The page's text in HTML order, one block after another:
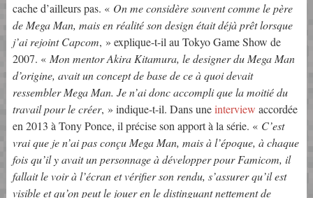
cache d’ailleurs pas. « On me considère souvent comme le père
de Mega Man, mais en réalité son design était déjà prêt lorsque
j’ai rejoint Capcom, » explique-t-il au Tokyo Game Show de
2007. « Mon mentor Akira Kitamura, le designer du Mega Man
d’origine, avait un concept de base de ce à quoi devait
ressembler Mega Man. Je n’ai donc accompli que la moitié du
travail pour le créer, » indique-t-il. Dans uneinterview accordée
en 2013 à Tony Ponce, il précise son apport à la série. « C’est
vrai que je n’ai pas conçu Mega Man, mais à l’époque, à chaque
fois qu’il y avait un personnage à développer pour Famicom, il
fallait le voir à l’écran et vérifier son rendu, s’assurer qu’il est
visible et qu’on peut le jouer en le distinguant nettement de